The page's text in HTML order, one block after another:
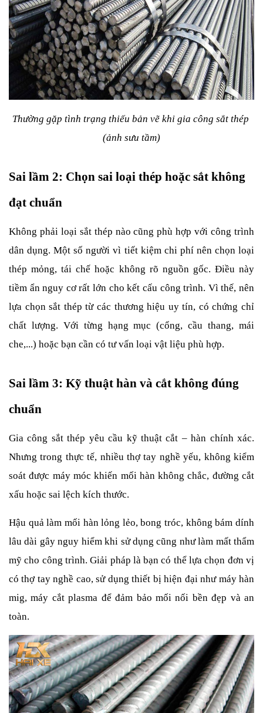
Thường gặp tình trạng thiếu bản vẽ khi gia công sắt thép
(ảnh sưu tầm)
Sai lầm 2: Chọn sai loại thép hoặc sắt không
đạt chuẩn
Không phải loại sắt thép nào cũng phù hợp với công trình
dân dụng. Một số người vì tiết kiệm chi phí nên chọn loại
thép mỏng, tái chế hoặc không rõ nguồn gốc. Điều này
tiềm ẩn nguy cơ rất lớn cho kết cấu công trình. Vì thế, nên
lựa chọn sắt thép từ các thương hiệu uy tín, có chứng chỉ
chất lượng. Với từng hạng mục (cổng, cầu thang, mái
che,...) hoặc bạn cần có tư vấn loại vật liệu phù hợp.
Sai lầm 3: Kỹ thuật hàn và cắt không đúng
chuẩn
Gia công sắt thép yêu cầu kỹ thuật cắt – hàn chính xác.
Nhưng trong thực tế, nhiều thợ tay nghề yếu, không kiểm
soát được máy móc khiến mối hàn không chắc, đường cắt
xấu hoặc sai lệch kích thước.
Hậu quả làm mối hàn lỏng lẻo, bong tróc, không bám dính
lâu dài gây nguy hiểm khi sử dụng cũng như làm mất thẩm
mỹ cho công trình. Giải pháp là bạn có thể lựa chọn đơn vị
có thợ tay nghề cao, sử dụng thiết bị hiện đại như máy hàn
mig, máy cắt plasma để đảm bảo mối nối bền đẹp và an
toàn.